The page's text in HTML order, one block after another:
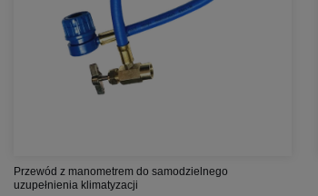
Przewód z manometrem do samodzielnego
uzupełnienia klimatyzacji